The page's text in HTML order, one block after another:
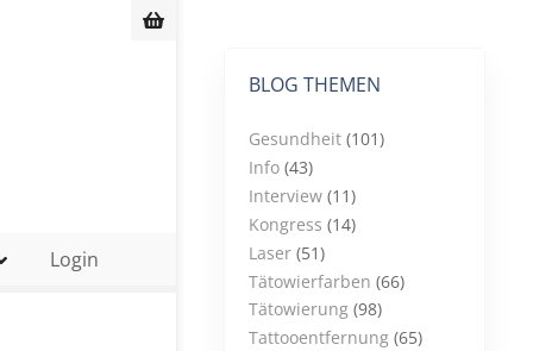
Login
BLOG THEMEN
Gesundheit (101)
Info (43)
Interview (11)
Kongress (14)
Laser (51)
Tätowierfarben (66)
Tätowierung (98)
Tattooentfernung (65)